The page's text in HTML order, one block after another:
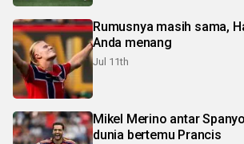
Rumusnya masih sama,
Anda menang
Jul 11th
Mikel Merino antar
dunia bertemu Prancis